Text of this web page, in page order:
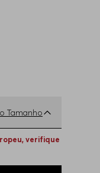
Tamanho
verifique